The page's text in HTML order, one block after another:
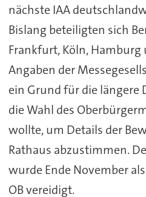
nächste IAA
Bislang beteiligten sich
Frankfurt, Köln,
Angaben der
ein Grund für die längere
die Wahl des
wollte, um Details der
Rathaus abzustimmen.
wurde Ende November
OB vereidigt.